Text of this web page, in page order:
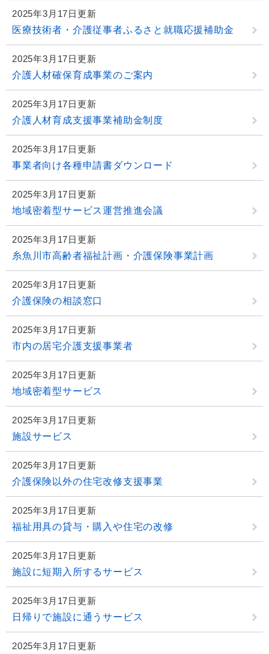
2025年3月17日更新
医療技術者・介護従事者ふるさと就職応援補助金
2025年3月17日更新
介護人材確保育成事業のご案内
2025年3月17日更新
介護人材育成支援事業補助金制度
2025年3月17日更新
事業者向け各種申請書ダウンロード
2025年3月17日更新
地域密着型サービス運営推進会議
2025年3月17日更新
糸魚川市高齢者福祉計画・介護保険事業計画
2025年3月17日更新
介護保険の相談窓口
2025年3月17日更新
市内の居宅介護支援事業者
2025年3月17日更新
地域密着型サービス
2025年3月17日更新
施設サービス
2025年3月17日更新
介護保険以外の住宅改修支援事業
2025年3月17日更新
福祉用具の貸与・購入や住宅の改修
2025年3月17日更新
施設に短期入所するサービス
2025年3月17日更新
日帰りで施設に通うサービス
2025年3月17日更新